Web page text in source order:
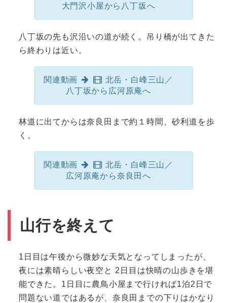
大門沢小屋から八丁坂へ
八丁坂の先も沢沿いの道が続く。吊り橋が出てきた
ら終わりは近い。
関連動画
北岳・白峰三山／
八丁坂から広河原庵へ
林道に出てからは奈良田まで約１時間、砂利道を歩
く。
関連動画
北岳・白峰三山／
広河原庵から奈良田へ
山行を終えて
1日目は午後から微妙な天気となってしまったが、
夜には素晴らしい夜空と 2日目は快晴の山歩きを堪
能できた。1日目に農鳥小屋まで行ければ1泊2日で
問題ない道ではあるが、奈良田までの下りはかなり